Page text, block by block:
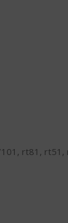
rt81, rt51,